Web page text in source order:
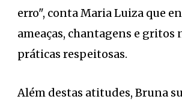
erro", conta Maria Luiza que
ameaças, chantagens e gritos
práticas respeitosas.
Além destas atitudes, Bruna